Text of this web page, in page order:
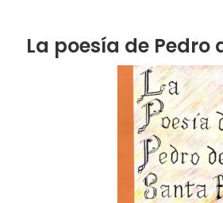
La poesía de Pedro